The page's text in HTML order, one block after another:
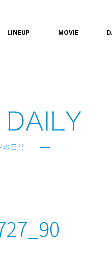
LINEUP MOVIE